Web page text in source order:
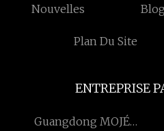
Nouvelles Blog
Plan Du Site
ENTREPRISE
Guangdong MOJÉ